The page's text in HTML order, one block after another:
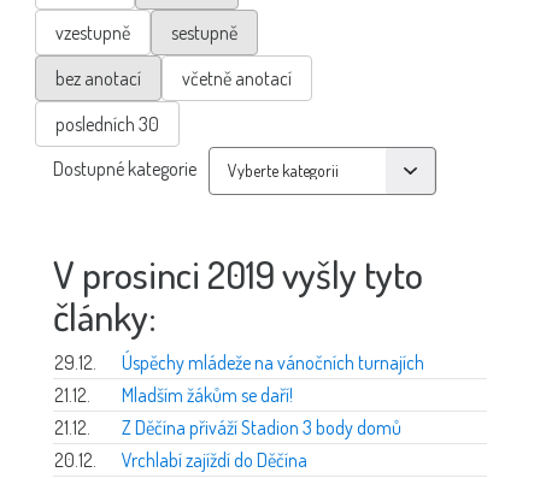
vzestupně
sestupně
bez anotací
včetně anotací
posledních 30
Dostupné kategorie
V prosinci 2019 vyšly tyto
články:
29.12.
Úspěchy mládeže na vánočních turnajích
21.12.
Mladším žákům se daří!
21.12.
Z Děčína přiváží Stadion 3 body domů
20.12.
Vrchlabí zajíždí do Děčína